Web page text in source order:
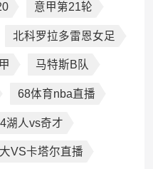
意甲第21轮
北科罗拉多雷恩女足
马特斯B队
68体育nba直播
湖人vs奇才
VS卡塔尔直播